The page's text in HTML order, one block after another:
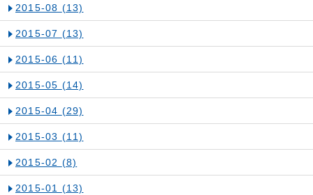
2015-08 (13)
2015-07 (13)
2015-06 (11)
2015-05 (14)
2015-04 (29)
2015-03 (11)
2015-02 (8)
2015-01 (13)